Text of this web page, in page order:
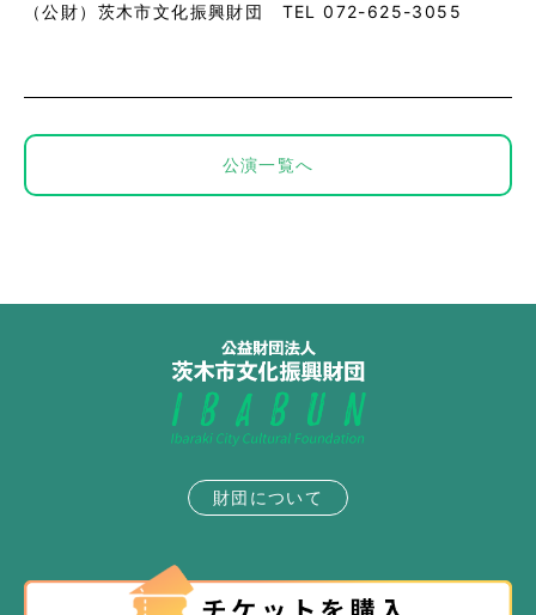
（公財）茨木市文化振興財団 TEL 072-625-3055
公演一覧へ
財団について